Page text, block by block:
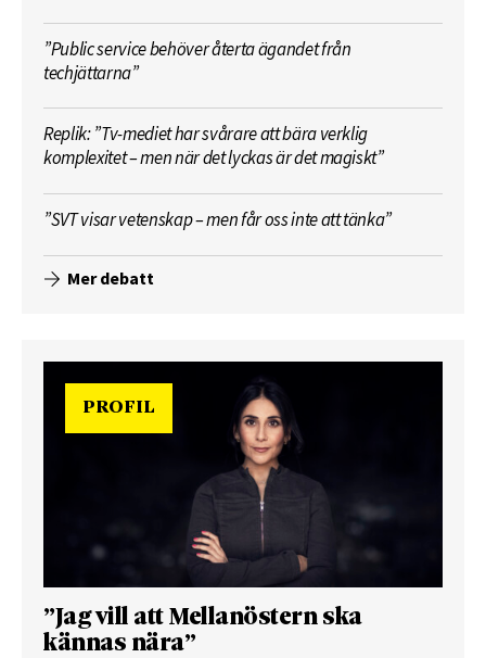
”Public service behöver återta ägandet från
techjättarna”
Replik: ”Tv-mediet har svårare att bära verklig
komplexitet – men när det lyckas är det magiskt”
”SVT visar vetenskap – men får oss inte att tänka”
Mer debatt
PROFIL
”Jag vill att Mellanöstern ska
kännas nära”